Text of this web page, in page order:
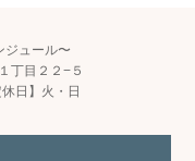
ジュール〜
丁目２２−５
日】火・日